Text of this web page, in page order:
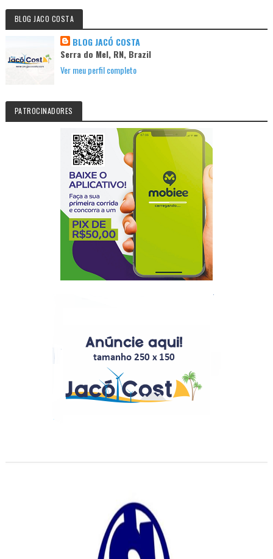
BLOG JACO COSTA
BLOG JACÓ COSTA
Serra do Mel, RN, Brazil
Ver meu perfil completo
PATROCINADORES